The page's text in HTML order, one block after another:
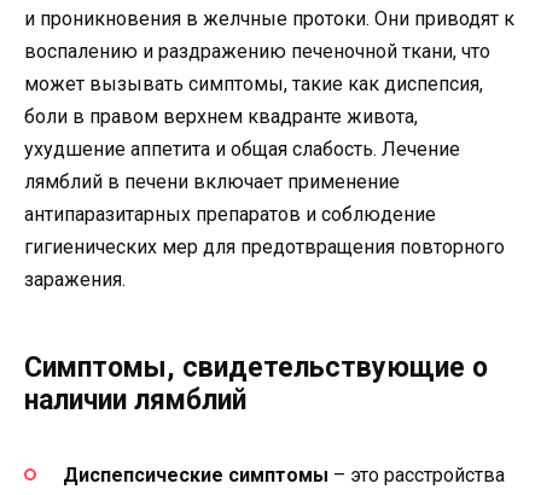
и проникновения в желчные протоки. Они приводят к
воспалению и раздражению печеночной ткани, что
может вызывать симптомы, такие как диспепсия,
боли в правом верхнем квадранте живота,
ухудшение аппетита и общая слабость. Лечение
лямблий в печени включает применение
антипаразитарных препаратов и соблюдение
гигиенических мер для предотвращения повторного
заражения.
Симптомы, свидетельствующие о
наличии лямблий
Диспепсические симптомы – это расстройства